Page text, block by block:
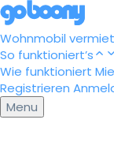
Wohnmobil
So funktioniert’s
Wie funktioniert
Registrieren
Menu